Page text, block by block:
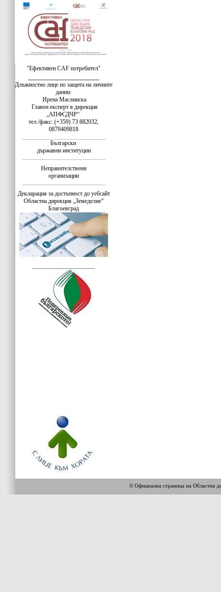
"Ефективен CAF потребител"
Длъжностно лице по защита на личните
данни:
Ирена Маслинска
Главен експерт в дирекция
„АПФСДЧР“
тел./факс: (+359) 73 882032,
0879409818
Български
държавни институции
Неправителствени
организации
Декларация за достъпност до уебсайт
Областна дирекция „Земеделие“
Благоевград
© Официална страница на